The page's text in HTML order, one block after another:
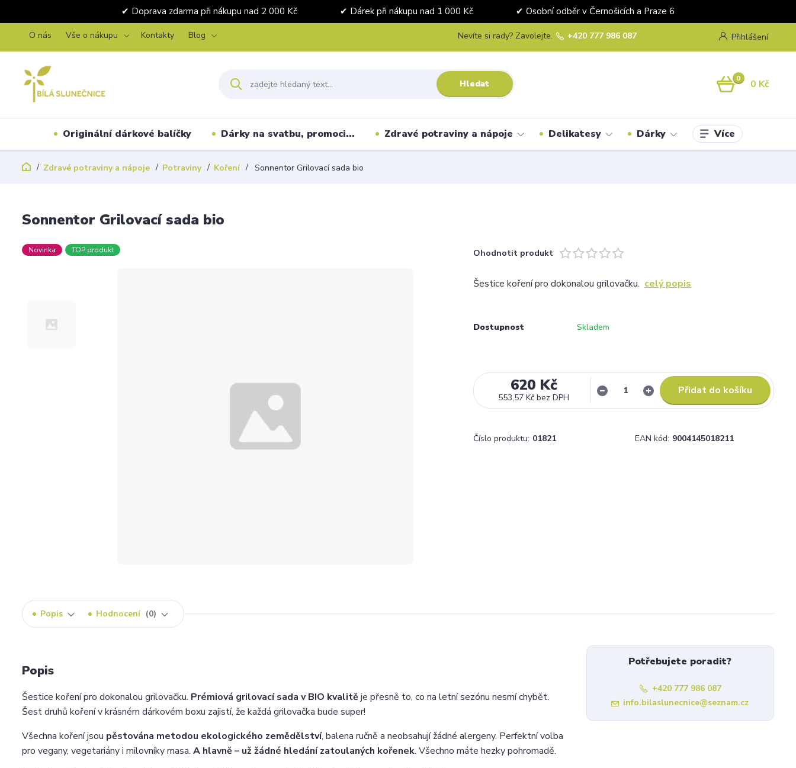
✔ Doprava zdarma při nákupu nad 2 000 Kč ✔ Dárek při nákupu nad 1 000 Kč ✔ Osobní odběr v Černošicích a Praze 6
O nás Vše o nákupu Kontakty Blog Přihlášení
Hledat
Nevíte si rady? Zavolejte. +420 777 986 087
0 0 Kč
Originální dárkové balíčky Dárky na svatbu, promoci... Zdravé potraviny a nápoje Delikatesy Dárky Více
Zdravé potraviny a nápoje Potraviny Koření Sonnentor Grilovací sada bio
Sonnentor Grilovací sada bio
Novinka TOP produkt Ohodnotit produkt
Šestice koření pro dokonalou grilovačku. celý popis
Dostupnost Skladem
620 Kč
553,57 Kč bez DPH
Přidat do košíku
Číslo produktu: 01821 EAN kód: 9004145018211
Popis Hodnocení 0
Popis
Šestice koření pro dokonalou grilovačku. Prémiová grilovací sada v BIO kvalitě je přesně to, co na letní sezónu nesmí chybět.
Šest druhů koření v krásném dárkovém boxu zajistí, že každá grilovačka bude super!
Všechna koření jsou pěstována metodou ekologického zemědělství, balena ručně a neobsahují žádné alergeny. Perfektní volba
pro vegany, vegetariány i milovníky masa. A hlavně – už žádné hledání zatoulaných kořenek. Všechno máte hezky pohromadě.
Potřebujete poradit?
+420 777 986 087
info.bilaslunecnice@seznam.cz